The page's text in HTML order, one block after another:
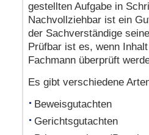
gestellten Aufgabe in
Nachvollziehbar ist ein
der Sachverständige
Prüfbar ist es, wenn
Fachmann überprüft
Es gibt verschiedene
Beweisgutachten
Gerichtsgutachten